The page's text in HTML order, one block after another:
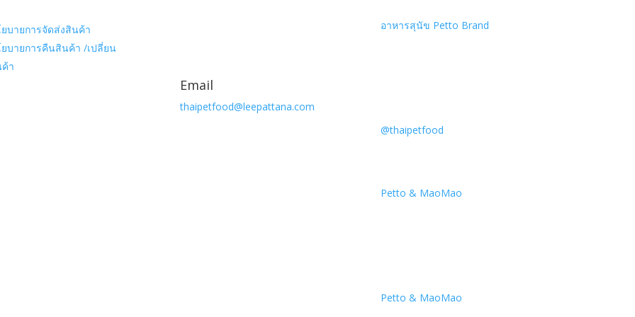
บายการจัดส่งสินค้า
บายการคืนสินค้า /เปลี่ยน
า
Email
thaipetfood@leepattana.com
อาหารสุนัข Petto Brand
@thaipetfood
Petto & MaoMao
Petto & MaoMao